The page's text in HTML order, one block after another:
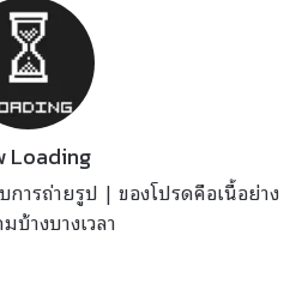
Loading
ารถ่ายรูป | ของโปรดคือเนื้อย่าง
บ้างบางเวลา